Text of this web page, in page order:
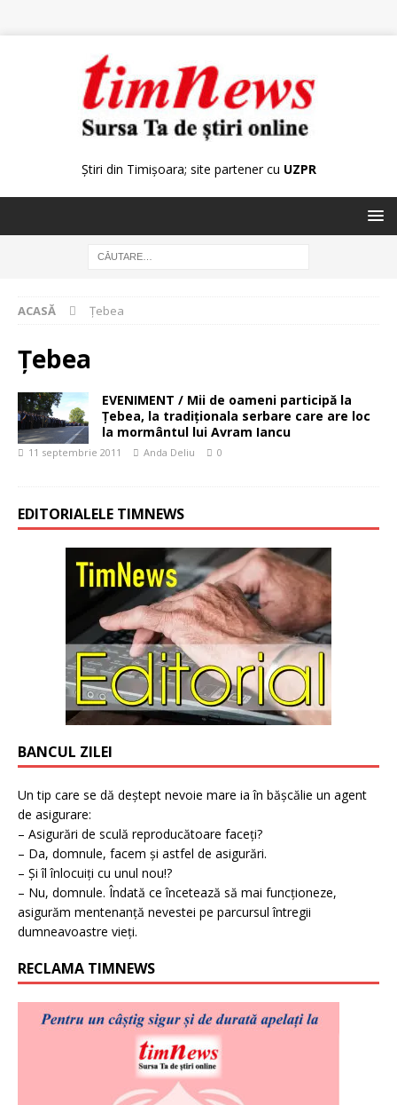
Știri din Timișoara; site partener cu UZPR
ACASĂ Țebea
Țebea
EVENIMENT / Mii de oameni participă la
Țebea, la tradiționala serbare care are loc
la mormântul lui Avram Iancu
11 septembrie 2011 Anda Deliu 0
EDITORIALELE TIMNEWS
BANCUL ZILEI
Un tip care se dă deștept nevoie mare ia în bășcălie un agent
de asigurare:
– Asigurări de sculă reproducătoare faceți?
– Da, domnule, facem și astfel de asigurări.
– Și îl înlocuiți cu unul nou!?
– Nu, domnule. Îndată ce încetează să mai funcționeze,
asigurăm mentenanță nevestei pe parcursul întregii
dumneavoastre vieți.
RECLAMA TIMNEWS